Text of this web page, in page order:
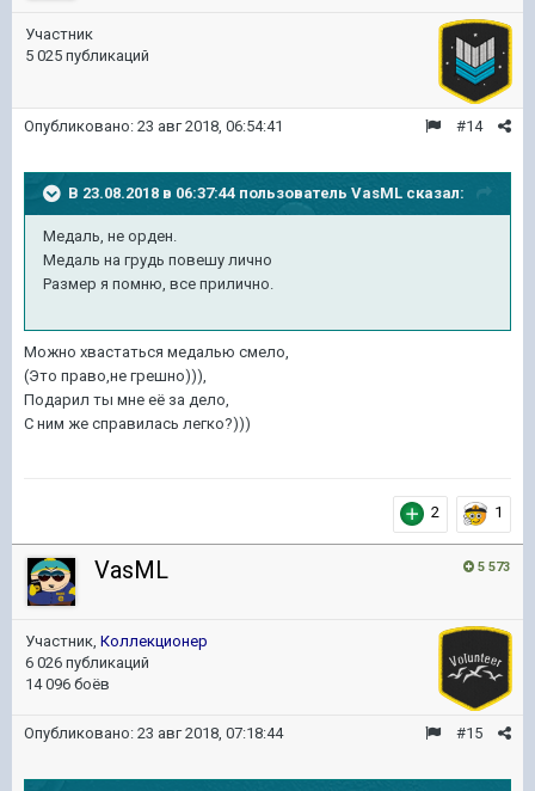
Участник
5 025 публикаций
#14
Опубликовано: 23 авг 2018, 06:54:41
В 23.08.2018 в 06:37:44 пользователь VasML сказал:
Медаль, не орден.
Медаль на грудь повешу лично
Размер я помню, все прилично.
Можно хвастаться медалью смело,
(Это право,не грешно))),
Подарил ты мне её за дело,
С ним же справилась легко?)))
2 1
5 573
VasML
Участник, Коллекционер
6 026 публикаций
14 096 боёв
#15
Опубликовано: 23 авг 2018, 07:18:44